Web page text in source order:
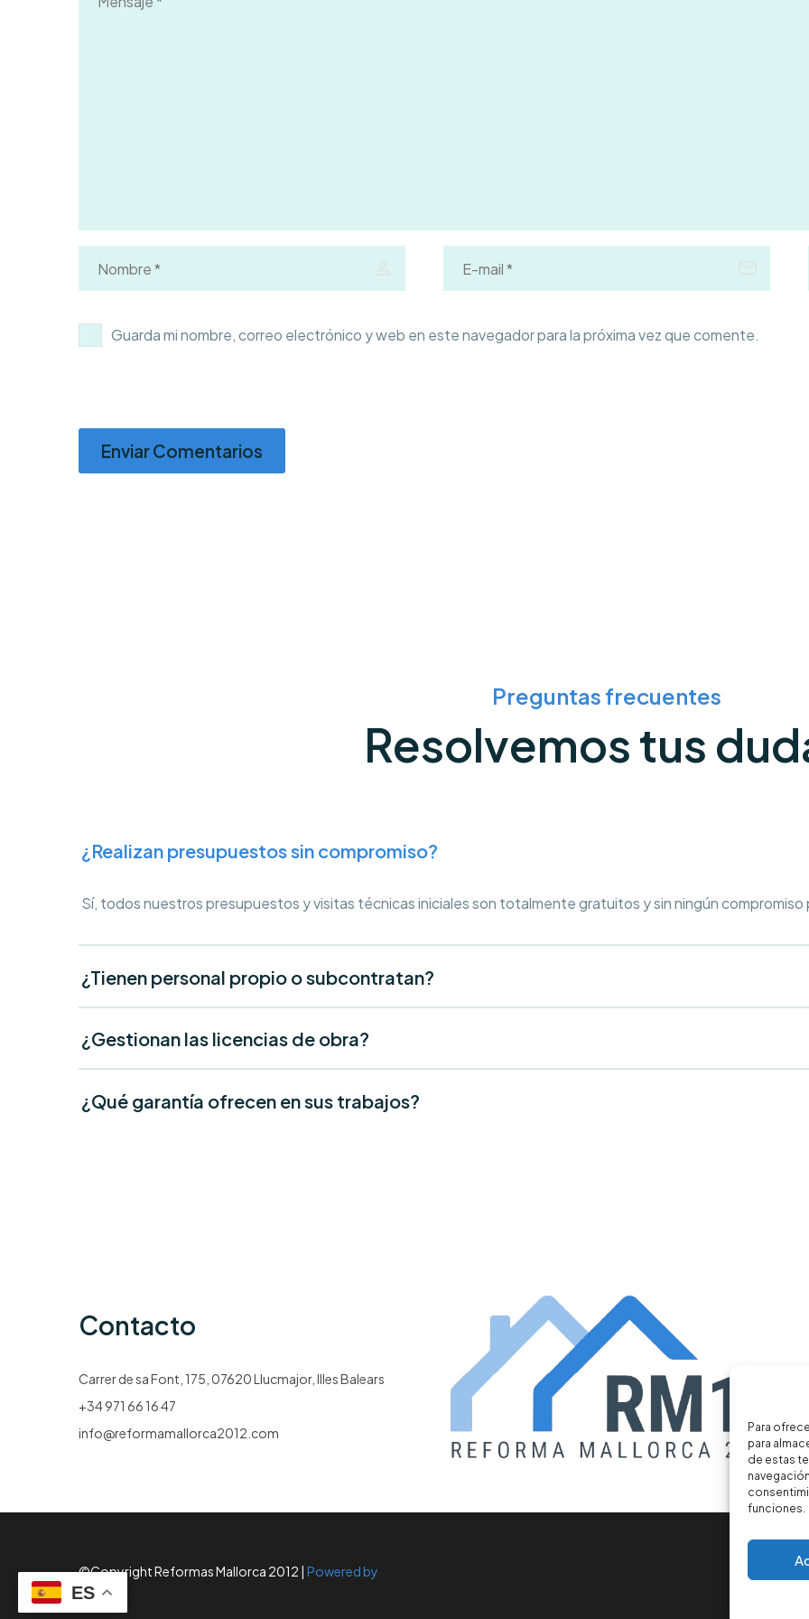
Para
para
de estas
funciones.
Guarda mi nombre, correo electrónico y web en este navegador para la próxima vez que comente.
Enviar Comentarios
Preguntas frecuentes
Resolvemos tus
¿Realizan presupuestos sin compromiso?
Sí, todos nuestros presupuestos y visitas técnicas iniciales son totalmente gratuitos y sin ningún compromiso
¿Tienen personal propio o subcontratan?
¿Gestionan las licencias de obra?
¿Qué garantía ofrecen en sus trabajos?
Contacto
Carrer de sa Font, 175, 07620 Llucmajor, Illes Balears
+34 971 66 16 47
info@reformamallorca2012.com
©Copyright Reformas Mallorca 2012 | Powered by
Gyleven
ES